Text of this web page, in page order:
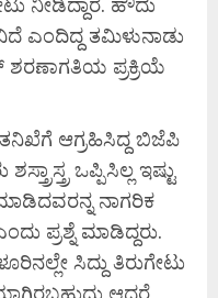
ಎಂದಿದ್ದ ತಮಿಳುನಾಡು
ಶರಣಾಗತಿಯ ಪ್ರಕ್ರಿಯೆ
ಆಗ್ರಹಿಸಿದ್ದ ಬಿಜೆಪಿ
ಒಪ್ಪಿಸಿಲ್ಲ ಇಷ್ಟು
ನಾಗರಿಕ
ಪ್ರಶ್ನೆ ಮಾಡಿದ್ದರು.
ಸಿದ್ದು ತಿರುಗೇಟು
ಆದರೆ